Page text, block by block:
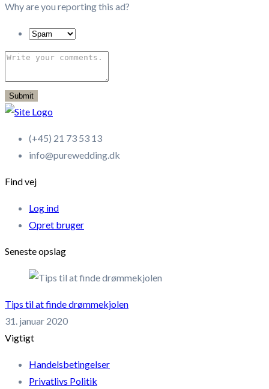
Why are you reporting this ad?
Submit
(+45) 21 73 53 13
info@purewedding.dk
Find vej
Log ind
Opret bruger
Seneste opslag
Tips til at finde drømmekjolen
31. januar 2020
Vigtigt
Handelsbetingelser
Privatlivs Politik